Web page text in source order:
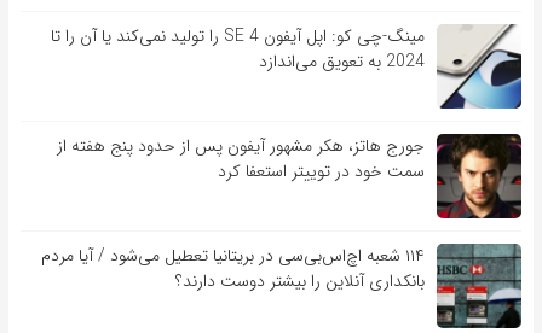
مینگ-چی کو: اپل آیفون SE 4 را تولید نمی‌کند یا آن را تا
2024 به تعویق می‌اندازد
جورج هاتز، هکر مشهور آیفون پس از حدود پنج هفته از
سمت خود در توییتر استعفا کرد
۱۱۴ شعبه اچ‌اس‌بی‌سی در بریتانیا تعطیل می‌شود / آیا مردم
بانکداری آنلاین را بیشتر دوست دارند؟